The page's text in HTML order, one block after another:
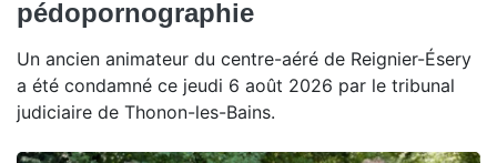
pédopornographie
Un ancien animateur du centre-aéré de Reignier-Ésery
a été condamné ce jeudi 6 août 2026 par le tribunal
judiciaire de Thonon-les-Bains.